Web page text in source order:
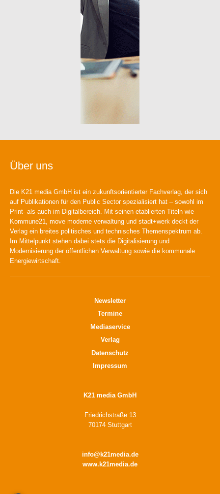
Über uns
Die K21 media GmbH ist ein zukunftsorientierter Fachverlag, der sich
auf Publikationen für den Public Sector spezialisiert hat – sowohl im
Print- als auch im Digitalbereich. Mit seinen etablierten Titeln wie
Kommune21, move moderne verwaltung und stadt+werk deckt der
Verlag ein breites politisches und technisches Themenspektrum ab.
Im Mittelpunkt stehen dabei stets die Digitalisierung und
Modernisierung der öffentlichen Verwaltung sowie die kommunale
Energiewirtschaft.
Newsletter
Termine
Mediaservice
Verlag
Datenschutz
Impressum
K21 media GmbH
Friedrichstraße 13
70174 Stuttgart
info@k21media.de
www.k21media.de